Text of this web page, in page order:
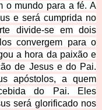
o mundo para a fé. A
e será cumprida no
divide-se em dois
convergem para o
a hora da paixão e
de Jesus e do Pai.
apóstolos, a quem
do Pai. Eles
será glorificado nos